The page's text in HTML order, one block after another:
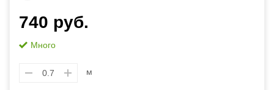
740 руб.
Много
м